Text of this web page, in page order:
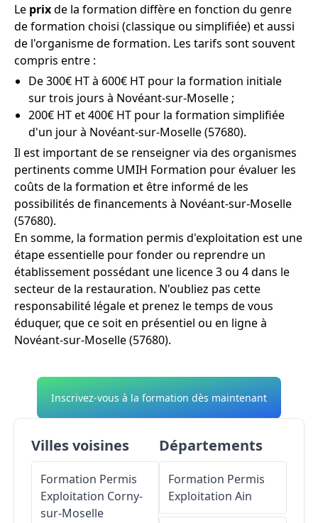
Le prixde la formation diffère en fonction du genre
de formation choisi (classique ou simplifiée) et aussi
de l'organisme de formation. Les tarifs sont souvent
compris entre :
De 300€ HT à 600€ HT pour la formation initiale
sur trois jours à Novéant-sur-Moselle ;
200€ HT et 400€ HT pour la formation simplifiée
d'un jour à Novéant-sur-Moselle (57680).
Il est important de se renseigner via des organismes
pertinents comme UMIH Formation pour évaluer les
coûts de la formation et être informé de les
possibilités de financements à Novéant-sur-Moselle
(57680).
En somme, la formation permis d'exploitation est une
étape essentielle pour fonder ou reprendre un
établissement possédant une licence 3 ou 4 dans le
secteur de la restauration. N'oubliez pas cette
responsabilité légale et prenez le temps de vous
éduquer, que ce soit en présentiel ou en ligne à
Novéant-sur-Moselle (57680).
Inscrivez-vous à la formation dès maintenant
Villes voisines
Formation Permis
Exploitation Corny-
sur-Moselle
Départements
Formation Permis
Exploitation Ain